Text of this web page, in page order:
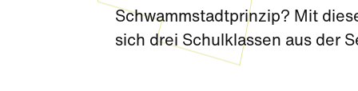
Schwammstadtprinzip? Mit
sich drei Schulklassen aus der
Challenge kurz vor den